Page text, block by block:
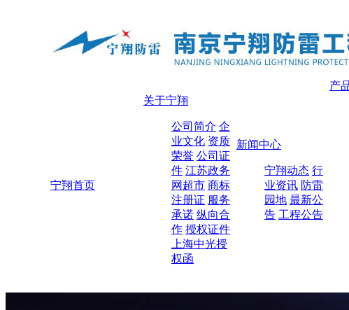
宁翔首页
关于宁翔
公司简介 企
业文化 资质
荣誉 公司证
件 江苏政务
网超市 商标
注册证 服务
承诺 纵向合
作 授权证件
上海中光授
权函
新闻中心
宁翔动态 行
业资讯 防雷
园地 最新公
告 工程公告
产